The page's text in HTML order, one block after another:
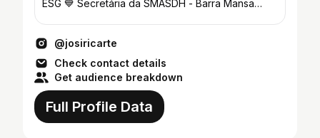
ESG 💙 Secretária da SMASDH - Barra Mansa
@josiricarte
Check contact details
Get audience breakdown
Full Profile Data